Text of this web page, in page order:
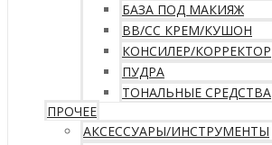
БАЗА ПОД МАКИЯЖ
ВВ/CC КРЕМ/КУШОН
КОНСИЛЕР/КОРРЕКТОР
ПУДРА
ТОНАЛЬНЫЕ СРЕДСТВА
ПРОЧЕЕ
АКСЕССУАРЫ/ИНСТРУМЕНТЫ